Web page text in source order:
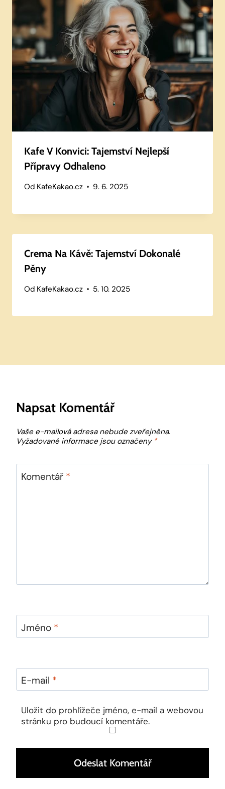
Kafe V Konvici: Tajemství Nejlepší
Přípravy Odhaleno
Od KafeKakao.cz 9. 6. 2025
Crema Na Kávě: Tajemství Dokonalé
Pěny
Od KafeKakao.cz 5. 10. 2025
Napsat Komentář
Vaše e-mailová adresa nebude zveřejněna.
Vyžadované informace jsou označeny *
Komentář *
Jméno *
E-mail *
Uložit do prohlížeče jméno, e-mail a webovou
stránku pro budoucí komentáře.